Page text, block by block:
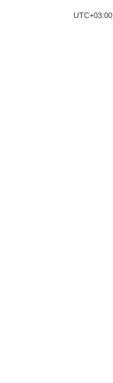
UTC+03:00